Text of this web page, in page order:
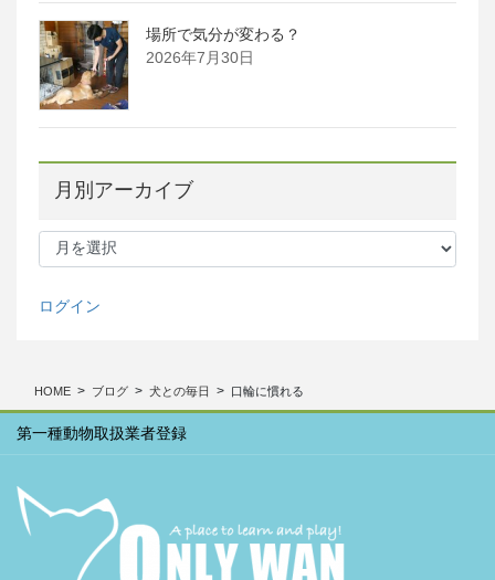
場所で気分が変わる？
2026年7月30日
月別アーカイブ
月
ー
ログイン
HOME ブログ 犬との毎日 口輪に慣れる
第一種動物取扱業者登録